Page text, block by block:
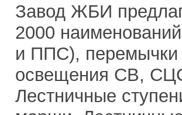
Завод ЖБИ
2000
и ППС),
освещения СВ,
Лестничные